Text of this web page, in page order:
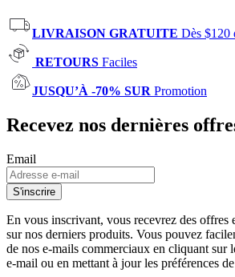
LIVRAISON GRATUITE Dès $120
RETOURS Faciles
JUSQU’À -70% SUR Promotion
Recevez nos dernières
Email
S'inscrire
En vous inscrivant, vous recevrez des offres
sur nos derniers produits. Vous pouvez
de nos e-mails commerciaux en cliquant sur
e-mail ou en mettant à jour les préférences